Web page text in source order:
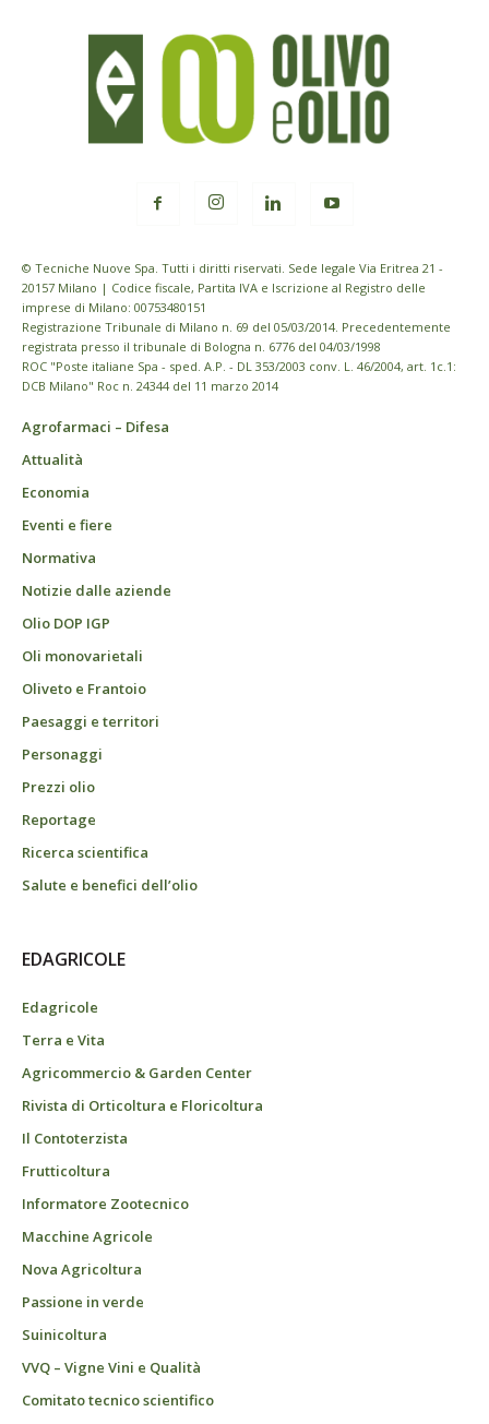
© Tecniche Nuove Spa. Tutti i diritti riservati. Sede legale Via Eritrea 21 -
20157 Milano | Codice fiscale, Partita IVA e Iscrizione al Registro delle
imprese di Milano: 00753480151
Registrazione Tribunale di Milano n. 69 del 05/03/2014. Precedentemente
registrata presso il tribunale di Bologna n. 6776 del 04/03/1998
ROC "Poste italiane Spa - sped. A.P. - DL 353/2003 conv. L. 46/2004, art. 1c.1:
DCB Milano" Roc n. 24344 del 11 marzo 2014
Agrofarmaci – Difesa
Attualità
Economia
Eventi e fiere
Normativa
Notizie dalle aziende
Olio DOP IGP
Oli monovarietali
Oliveto e Frantoio
Paesaggi e territori
Personaggi
Prezzi olio
Reportage
Ricerca scientifica
Salute e benefici dell’olio
EDAGRICOLE
Edagricole
Terra e Vita
Agricommercio & Garden Center
Rivista di Orticoltura e Floricoltura
Il Contoterzista
Frutticoltura
Informatore Zootecnico
Macchine Agricole
Nova Agricoltura
Passione in verde
Suinicoltura
VVQ – Vigne Vini e Qualità
Comitato tecnico scientifico